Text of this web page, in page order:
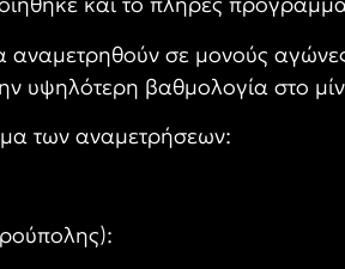
αναμετρηθούν σε μονούς
υψηλότερη βαθμολογία στο
των αναμετρήσεων: